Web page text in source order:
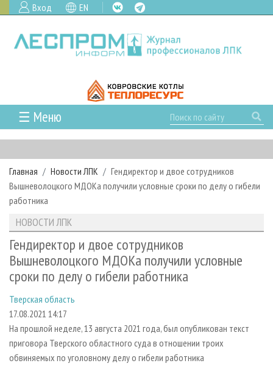
Вход EN
☰ Меню
ГЛАВНАЯ
РУБРИКИ И ТЕМЫ
РУБРИКИ ЖУРНАЛА
ЛЕСНОЕ ХОЗЯЙСТВО
ЛЕСОЗАГОТОВКА
ЛЕСОПИЛЕНИЕ
ДЕРЕВООБРАБОТКА
СУШКА ДРЕВЕСИНЫ
ПРОИЗВОДСТВО ДРЕВЕСНЫХ ПЛИТ
ДЕРЕВЯННОЕ ДОМОСТРОЕНИЕ
ПРОИЗВОДСТВО МЕБЕЛИ
БИОЭНЕРГЕТИКА
НОВОСТИ
КАЛЕНДАРЬ СОБЫТИЙ
НОВОСТИ ЛПК
НОВОСТИ ЖУРНАЛА
НОВОСТИ КОМПАНИЙ
ПРОЕКТЫ ЛПИ
АНАЛИТИКА
ПРЕДПРИЯТИЯ ЛПК
ЛЕСНЫЕ РЕГИОНЫ РОССИИ
ПЕРСОНЫ
МОБИЛЬНЫЕ ВЫСТАВКИ
ОФИЦИАЛЬНЫЕ ДЕЛЕГАЦИИ
ПРИОРИТЕТНЫЕ ИНВЕСТПРОЕКТЫ
RUSSIAN FORESTRY REVIEW
АРХИВ
АРХИВ ЖУРНАЛОВ
СТАТЬИ
О ЖУРНАЛЕ
ПОДПИСКА
КОНТАКТЫ
РЕКЛАМОДАТЕЛЯМ
РЕКЛАМА
РЕКЛАМА НА САЙТЕ
Главная Новости ЛПК
Гендиректор и двое сотрудников
Вышневолоцкого МДОКа получили условные сроки по делу о гибели
работника
НОВОСТИ ЛПК
Гендиректор и двое сотрудников
Вышневолоцкого МДОКа получили условные
сроки по делу о гибели работника
Тверская область
17.08.2021 14:17
На прошлой неделе, 13 августа 2021 года, был опубликован текст
приговора Тверского областного суда в отношении троих
обвиняемых по уголовному делу о гибели работника